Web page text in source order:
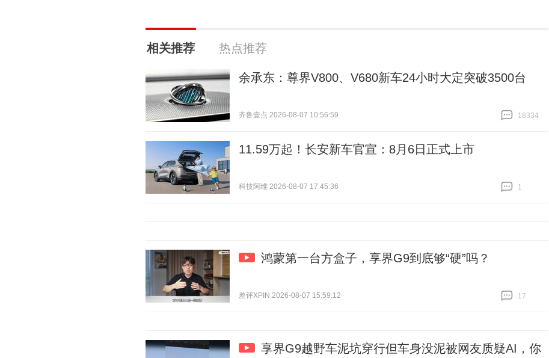
相关推荐 热点推荐
余承东：尊界V800、V680新车24小时大定突破3500台
齐鲁壹点 2026-08-07 10:56:59
18334
11.59万起！长安新车官宣：8月6日正式上市
科技阿维 2026-08-07 17:45:36
1
鸿蒙第一台方盒子，享界G9到底够“硬”吗？
差评XPIN 2026-08-07 15:59:12
17
享界G9越野车泥坑穿行但车身没泥被网友质疑AI，你